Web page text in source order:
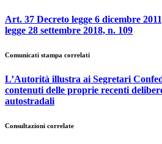
Art. 37 Decreto legge 6 dicembre
legge 28 settembre 2018, n. 109
Comunicati stampa correlati
L’Autorità illustra ai Segretari
contenuti delle proprie recenti
autostradali
Consultazioni correlate